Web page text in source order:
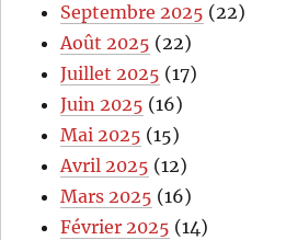
Septembre 2025 (22)
Août 2025 (22)
Juillet 2025 (17)
Juin 2025 (16)
Mai 2025 (15)
Avril 2025 (12)
Mars 2025 (16)
Février 2025 (14)